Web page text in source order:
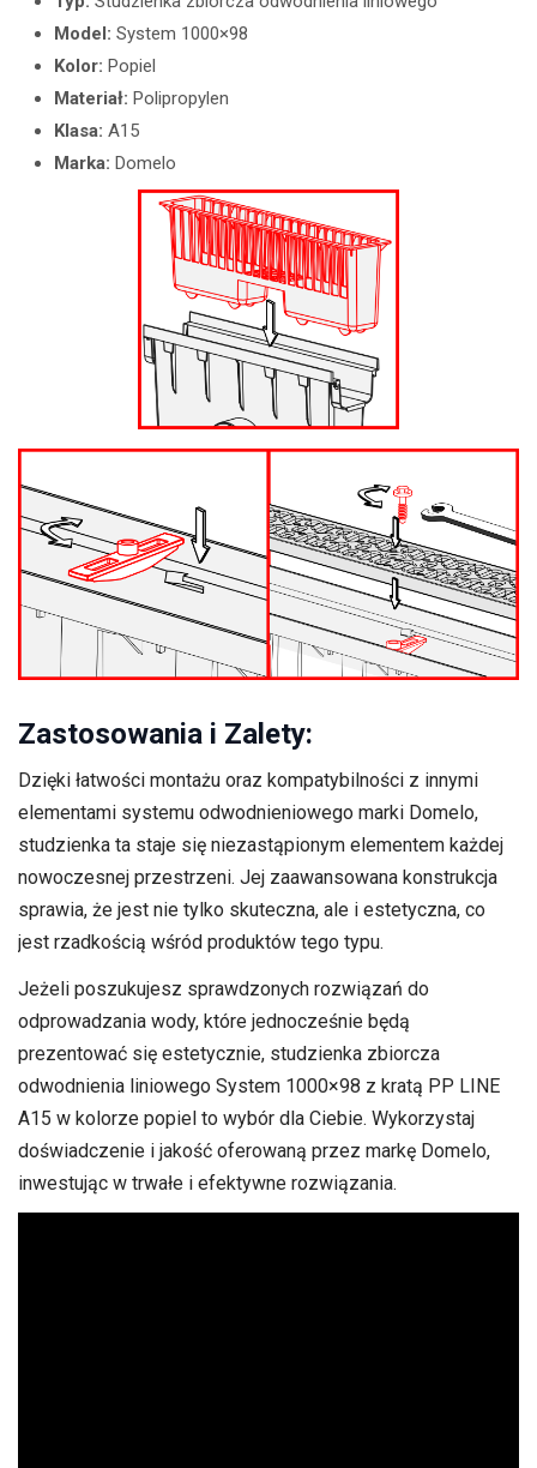
Model: System 1000×98
Kolor: Popiel
Materiał: Polipropylen
Klasa: A15
Marka: Domelo
Zastosowania i Zalety:
Dzięki łatwości montażu oraz kompatybilności z innymi
elementami systemu odwodnieniowego marki Domelo,
studzienka ta staje się niezastąpionym elementem każdej
nowoczesnej przestrzeni. Jej zaawansowana konstrukcja
sprawia, że jest nie tylko skuteczna, ale i estetyczna, co
jest rzadkością wśród produktów tego typu.
Jeżeli poszukujesz sprawdzonych rozwiązań do
odprowadzania wody, które jednocześnie będą
prezentować się estetycznie, studzienka zbiorcza
odwodnienia liniowego System 1000×98 z kratą PP LINE
A15 w kolorze popiel to wybór dla Ciebie. Wykorzystaj
doświadczenie i jakość oferowaną przez markę Domelo,
inwestując w trwałe i efektywne rozwiązania.